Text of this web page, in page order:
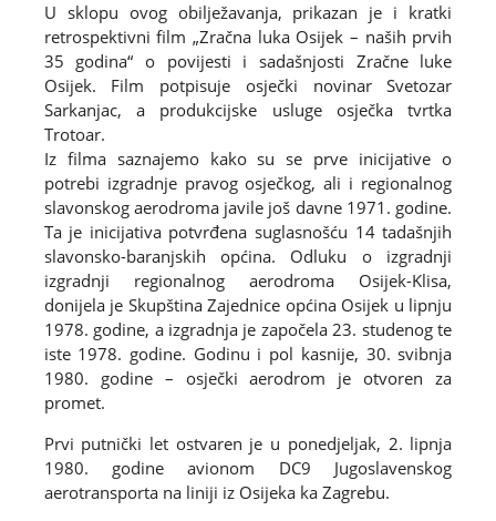
U sklopu ovog obilježavanja, prikazan je i kratki
retrospektivni film „Zračna luka Osijek – naših prvih
35 godina“ o povijesti i sadašnjosti Zračne luke
Osijek. Film potpisuje osječki novinar Svetozar
Sarkanjac, a produkcijske usluge osječka tvrtka
Trotoar.
Iz filma saznajemo kako su se prve inicijative o
potrebi izgradnje pravog osječkog, ali i regionalnog
slavonskog aerodroma javile još davne 1971. godine.
Ta je inicijativa potvrđena suglasnošću 14 tadašnjih
slavonsko-baranjskih općina. Odluku o izgradnji
izgradnji regionalnog aerodroma Osijek-Klisa,
donijela je Skupština Zajednice općina Osijek u lipnju
1978. godine, a izgradnja je započela 23. studenog te
iste 1978. godine. Godinu i pol kasnije, 30. svibnja
1980. godine – osječki aerodrom je otvoren za
promet.
Prvi putnički let ostvaren je u ponedjeljak, 2. lipnja
1980. godine avionom DC9 Jugoslavenskog
aerotransporta na liniji iz Osijeka ka Zagrebu.